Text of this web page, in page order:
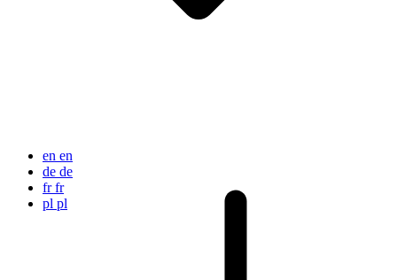
en en
de de
fr fr
pl pl